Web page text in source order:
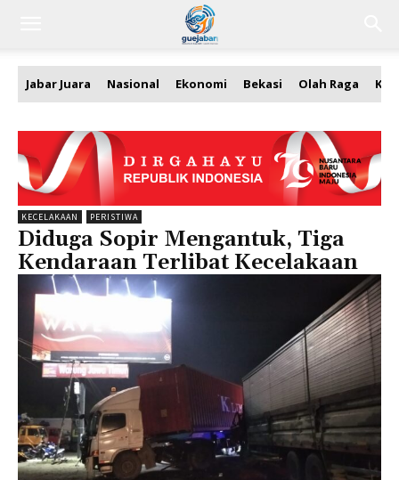
Jabar Juara Nasional Ekonomi Bekasi Olah Raga
KECELAKAAN PERISTIWA
Diduga Sopir Mengantuk, Tiga
Kendaraan Terlibat Kecelakaan